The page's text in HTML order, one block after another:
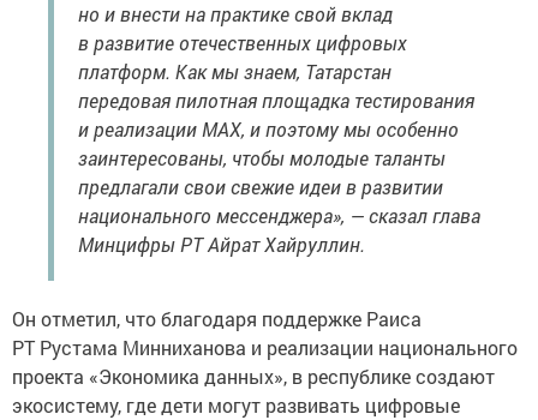
но и внести на практике свой вклад
в развитие отечественных цифровых
платформ. Как мы знаем, Татарстан
передовая пилотная площадка тестирования
и реализации MAX, и поэтому мы особенно
заинтересованы, чтобы молодые таланты
предлагали свои свежие идеи в развитии
национального мессенджера», — сказал глава
Минцифры РТ Айрат Хайруллин.
Он отметил, что благодаря поддержке Раиса
РТ Рустама Минниханова и реализации национального
проекта «Экономика данных», в республике создают
экосистему, где дети могут развивать цифровые